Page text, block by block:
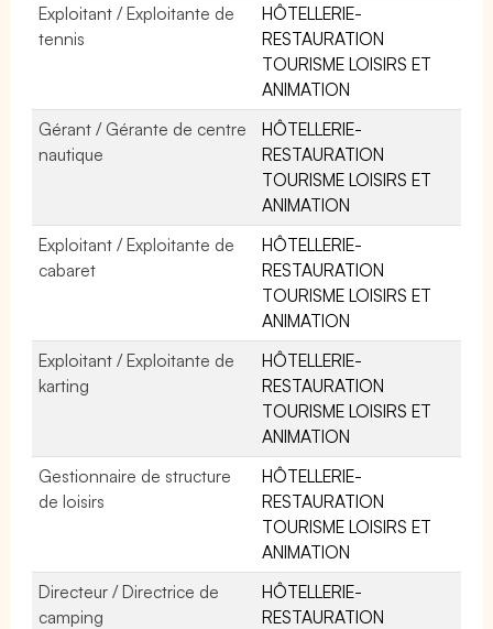
Exploitant / Exploitante de
tennis
HÔTELLERIE-
RESTAURATION
TOURISME LOISIRS ET
ANIMATION
Gérant / Gérante de centre
nautique
HÔTELLERIE-
RESTAURATION
TOURISME LOISIRS ET
ANIMATION
Exploitant / Exploitante de
cabaret
HÔTELLERIE-
RESTAURATION
TOURISME LOISIRS ET
ANIMATION
Exploitant / Exploitante de
karting
HÔTELLERIE-
RESTAURATION
TOURISME LOISIRS ET
ANIMATION
Gestionnaire de structure
de loisirs
HÔTELLERIE-
RESTAURATION
TOURISME LOISIRS ET
ANIMATION
Directeur / Directrice de
camping
HÔTELLERIE-
RESTAURATION